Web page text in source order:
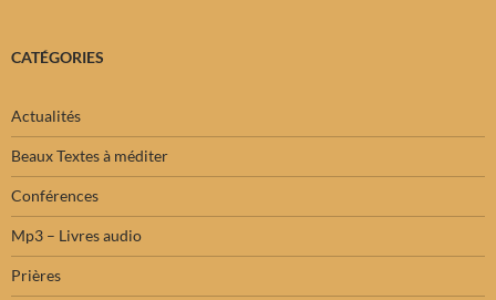
CATÉGORIES
Actualités
Beaux Textes à méditer
Conférences
Mp3 – Livres audio
Prières